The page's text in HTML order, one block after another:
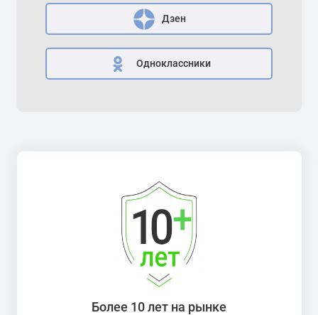
Дзен
Одноклассники
Более 10 лет на рынке